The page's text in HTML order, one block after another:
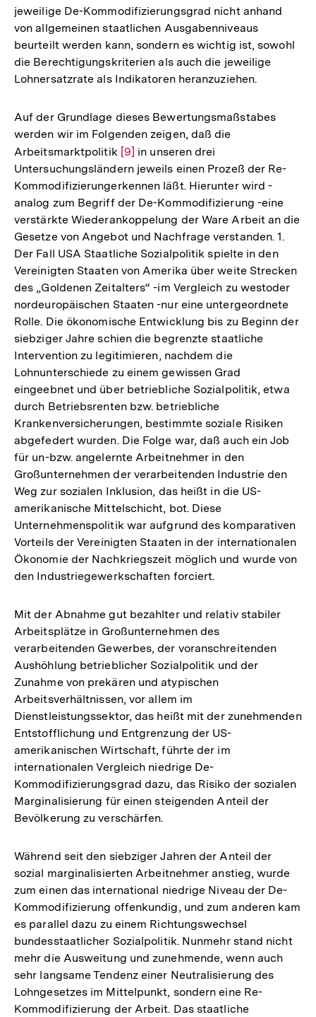
jeweilige De-Kommodifizierungsgrad nicht anhand
von allgemeinen staatlichen Ausgabenniveaus
beurteilt werden kann, sondern es wichtig ist, sowohl
die Berechtigungskriterien als auch die jeweilige
Lohnersatzrate als Indikatoren heranzuziehen.
Auf der Grundlage dieses Bewertungsmaßstabes
werden wir im Folgenden zeigen, daß die
Arbeitsmarktpolitik Zur
Auflösung
der
Fußnote
[9] in unseren drei
Untersuchungsländern jeweils einen Prozeß der Re-
Kommodifizierungerkennen läßt. Hierunter wird -
analog zum Begriff der De-Kommodifizierung -eine
verstärkte Wiederankoppelung der Ware Arbeit an die
Gesetze von Angebot und Nachfrage verstanden. 1.
Der Fall USA Staatliche Sozialpolitik spielte in den
Vereinigten Staaten von Amerika über weite Strecken
des „Goldenen Zeitalters“ -im Vergleich zu westoder
nordeuropäischen Staaten -nur eine untergeordnete
Rolle. Die ökonomische Entwicklung bis zu Beginn der
siebziger Jahre schien die begrenzte staatliche
Intervention zu legitimieren, nachdem die
Lohnunterschiede zu einem gewissen Grad
eingeebnet und über betriebliche Sozialpolitik, etwa
durch Betriebsrenten bzw. betriebliche
Krankenversicherungen, bestimmte soziale Risiken
abgefedert wurden. Die Folge war, daß auch ein Job
für un-bzw. angelernte Arbeitnehmer in den
Großunternehmen der verarbeitenden Industrie den
Weg zur sozialen Inklusion, das heißt in die US-
amerikanische Mittelschicht, bot. Diese
Unternehmenspolitik war aufgrund des komparativen
Vorteils der Vereinigten Staaten in der internationalen
Ökonomie der Nachkriegszeit möglich und wurde von
den Industriegewerkschaften forciert.
Mit der Abnahme gut bezahlter und relativ stabiler
Arbeitsplätze in Großunternehmen des
verarbeitenden Gewerbes, der voranschreitenden
Aushöhlung betrieblicher Sozialpolitik und der
Zunahme von prekären und atypischen
Arbeitsverhältnissen, vor allem im
Dienstleistungssektor, das heißt mit der zunehmenden
Entstofflichung und Entgrenzung der US-
amerikanischen Wirtschaft, führte der im
internationalen Vergleich niedrige De-
Kommodifizierungsgrad dazu, das Risiko der sozialen
Marginalisierung für einen steigenden Anteil der
Bevölkerung zu verschärfen.
Während seit den siebziger Jahren der Anteil der
sozial marginalisierten Arbeitnehmer anstieg, wurde
zum einen das international niedrige Niveau der De-
Kommodifizierung offenkundig, und zum anderen kam
es parallel dazu zu einem Richtungswechsel
bundesstaatlicher Sozialpolitik. Nunmehr stand nicht
mehr die Ausweitung und zunehmende, wenn auch
sehr langsame Tendenz einer Neutralisierung des
Lohngesetzes im Mittelpunkt, sondern eine Re-
Kommodifizierung der Arbeit. Das staatliche